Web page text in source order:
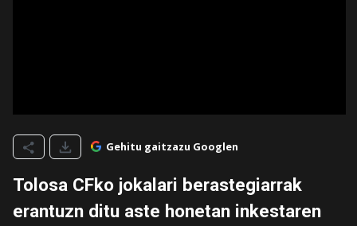
Gehitu gaitzazu Googlen
Tolosa CFko jokalari berastegiarrak
erantuzn ditu aste honetan inkestaren